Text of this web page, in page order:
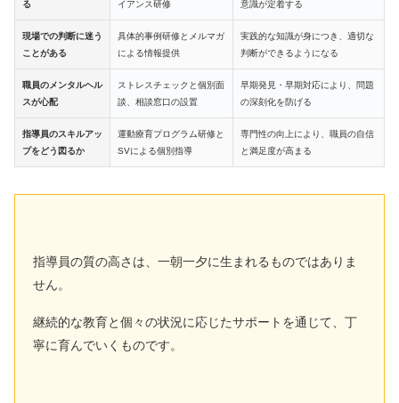
る
イアンス研修
意識が定着する
現場での判断に迷う
ことがある
具体的事例研修とメルマガ
による情報提供
実践的な知識が身につき、適切な
判断ができるようになる
職員のメンタルヘル
スが心配
ストレスチェックと個別面
談、相談窓口の設置
早期発見・早期対応により、問題
の深刻化を防げる
指導員のスキルアッ
プをどう図るか
運動療育プログラム研修と
SVによる個別指導
専門性の向上により、職員の自信
と満足度が高まる
指導員の質の高さは、一朝一夕に生まれるものではありま
せん。
継続的な教育と個々の状況に応じたサポートを通じて、丁
寧に育んでいくものです。